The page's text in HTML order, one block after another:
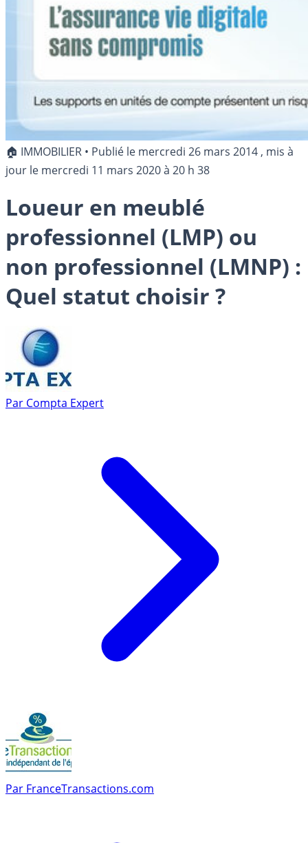
🏠 IMMOBILIER • Publié le mercredi 26 mars 2014 , mis à
jour le mercredi 11 mars 2020 à 20 h 38
Loueur en meublé
professionnel (LMP) ou
non professionnel (LMNP) :
Quel statut choisir ?
Par Compta Expert
Par FranceTransactions.com